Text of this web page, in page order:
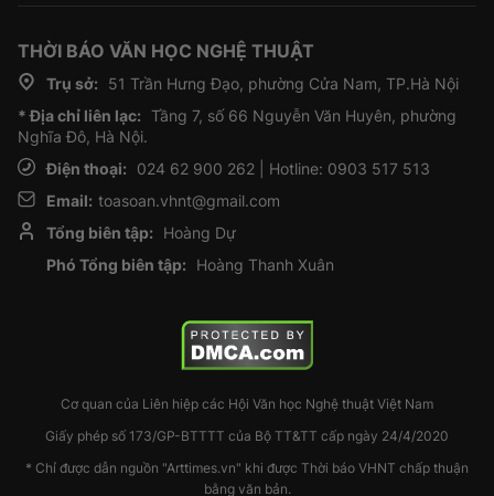
THỜI BÁO VĂN HỌC NGHỆ THUẬT
Trụ sở:
51 Trần Hưng Đạo, phường Cửa Nam, TP.Hà Nội
* Địa chỉ liên lạc: Tầng 7, số 66 Nguyễn Văn Huyên, phường
Nghĩa Đô, Hà Nội.
Điện thoại:
024 62 900 262 | Hotline: 0903 517 513
Email: toasoan.vhnt@gmail.com
Tổng biên tập:
Hoàng Dự
Phó Tổng biên tập:
Hoàng Thanh Xuân
Cơ quan của Liên hiệp các Hội Văn học Nghệ thuật Việt Nam
Giấy phép số 173/GP-BTTTT của Bộ TT&TT cấp ngày 24/4/2020
* Chỉ được dẫn nguồn "Arttimes.vn" khi được Thời báo VHNT chấp thuận
bằng văn bản.